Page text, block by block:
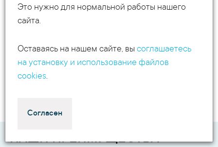
эксплуатации, перечислить дополнительные
требования. Наши конструкторы внесут
каркас, стенки и двери, схему запирания. Если Вам
будет необходим навесной металический шкаф, то
будет изменено крепление. В напольных вариантах
НАШИ ПРЕИМУЩЕСТВА
Это нужно для нормальной работы нашего
сайта.
Оставаясь на нашем сайте, вы соглашаетесь
на установку и использование файлов
cookies.
Согласен